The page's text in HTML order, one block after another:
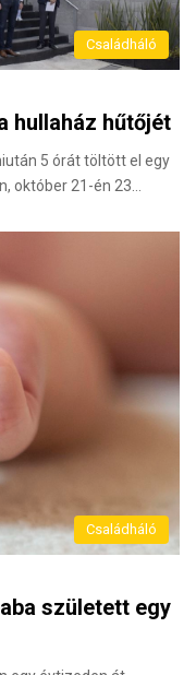
Családháló
hullaház hűtőjét
5 órát töltött el egy
október 21-én 23…
Családháló
született egy